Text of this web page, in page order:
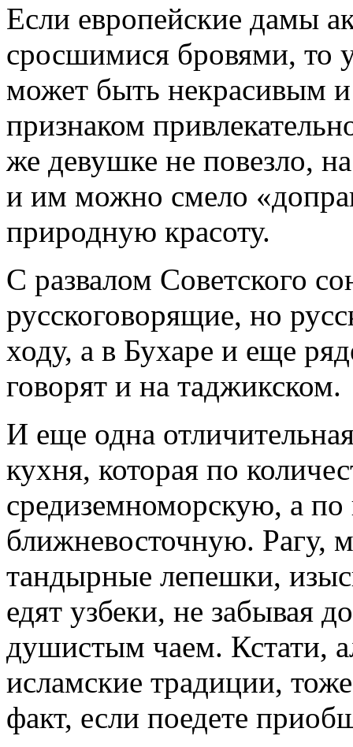
Если европейские дамы
сросшимися бровями, то
может быть некрасивым
признаком
же девушке не повезло,
и им можно смело
природную красоту.
С развалом Советского
русскоговорящие, но
ходу, а в Бухаре и еще
говорят и на таджикском.
И еще одна
кухня, которая по
средиземноморскую, а
ближневосточную. Рагу,
тандырные лепешки,
едят узбеки, не забывая
душистым чаем. Кстати,
исламские традиции,
факт, если поедете